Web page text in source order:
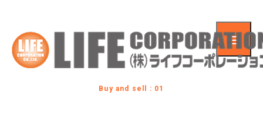
Buy and sell : 01